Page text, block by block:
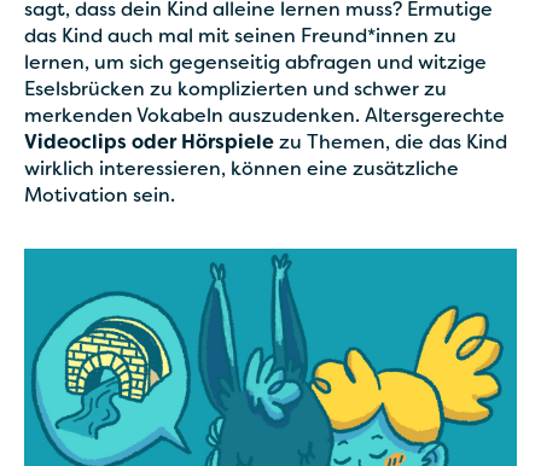
sagt, dass dein Kind alleine lernen muss? Ermutige
das Kind auch mal mit seinen Freund*innen zu
lernen, um sich gegenseitig abfragen und witzige
Eselsbrücken zu komplizierten und schwer zu
merkenden Vokabeln auszudenken. Altersgerechte
Videoclips oder Hörspiele zu Themen, die das Kind
wirklich interessieren, können eine zusätzliche
Motivation sein.